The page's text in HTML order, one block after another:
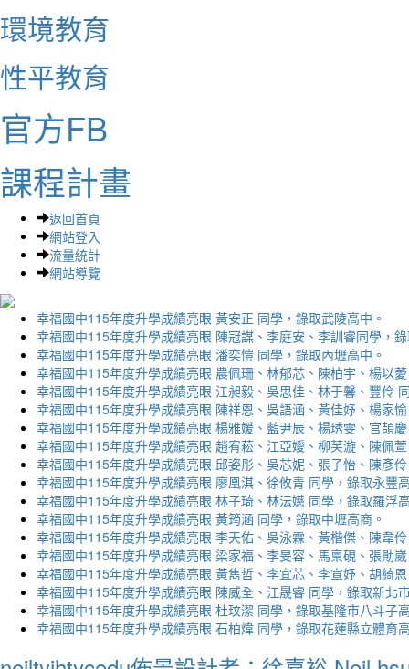
環境教育
性平教育
官方FB
課程計畫
返回首頁
網站登入
流量統計
網站導覽
幸福國中115年度升學成績亮眼 黃安正 同學，錄取武陵高中。
幸福國中115年度升學成績亮眼 陳冠謀、李庭安、李訓睿同學，
幸福國中115年度升學成績亮眼 潘奕愷 同學，錄取內壢高中。
幸福國中115年度升學成績亮眼 農佩珊、林郁芯、陳柏宇、楊以
幸福國中115年度升學成績亮眼 江昶毅、吳思佳、林于馨、豐伶
幸福國中115年度升學成績亮眼 陳祥恩、吳語涵、黃佳妤、楊家
幸福國中115年度升學成績亮眼 楊雅媛、藍尹辰、楊琇雯、官頡
幸福國中115年度升學成績亮眼 趙宥菘、江亞嬡、柳芙漩、陳佩
幸福國中115年度升學成績亮眼 邱姿彤、吳芯妮、張子怡、陳彥
幸福國中115年度升學成績亮眼 廖凰淇、徐攸青 同學，錄取永豐
幸福國中115年度升學成績亮眼 林子琦、林沄嬨 同學，錄取羅浮
幸福國中115年度升學成績亮眼 黃筠涵 同學，錄取中壢高商。
幸福國中115年度升學成績亮眼 李天佑、吳泳霖、黃楷傑、陳韋
幸福國中115年度升學成績亮眼 梁家福、李旻容、馬稟硯、張勛
幸福國中115年度升學成績亮眼 黃雋哲、李宜芯、李宣妤、胡綺
幸福國中115年度升學成績亮眼 陳威全、江晟睿 同學，錄取新北
幸福國中115年度升學成績亮眼 杜玟潔 同學，錄取基隆市八斗子
幸福國中115年度升學成績亮眼 石柏煒 同學，錄取花蓮縣立體育